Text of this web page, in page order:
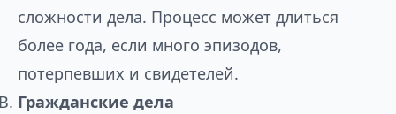
сложности дела. Процесс может длиться
более года, если много эпизодов,
потерпевших и свидетелей.
Гражданские дела